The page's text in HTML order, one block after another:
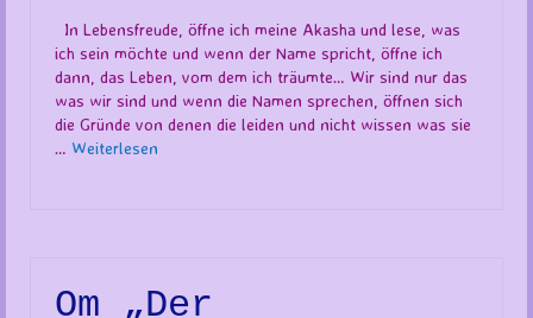
In Lebensfreude, öffne ich meine Akasha und lese, was
ich sein möchte und wenn der Name spricht, öffne ich
dann, das Leben, vom dem ich träumte… Wir sind nur das
was wir sind und wenn die Namen sprechen, öffnen sich
die Gründe von denen die leiden und nicht wissen was sie
… Weiterlesen
Om „Der